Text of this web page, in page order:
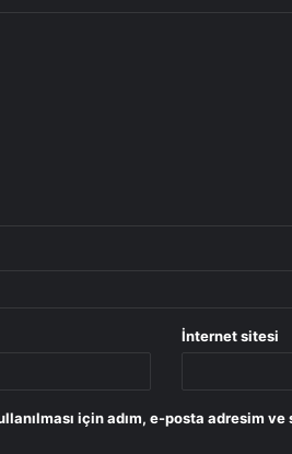
İnternet sitesi
için adım, e-posta adresim ve